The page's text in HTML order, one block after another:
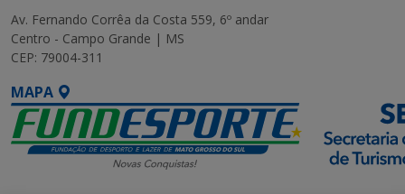
Av. Fernando Corrêa da Costa 559, 6º andar
Centro - Campo Grande | MS
CEP: 79004-311
MAPA